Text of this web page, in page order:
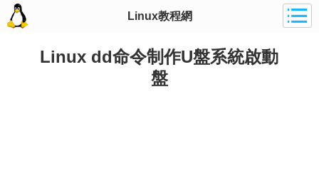
Linux教程網
Linux dd命令制作U盤系統啟動
盤